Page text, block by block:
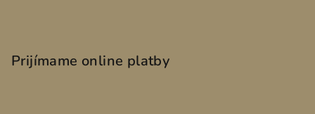
Prijímame online platby